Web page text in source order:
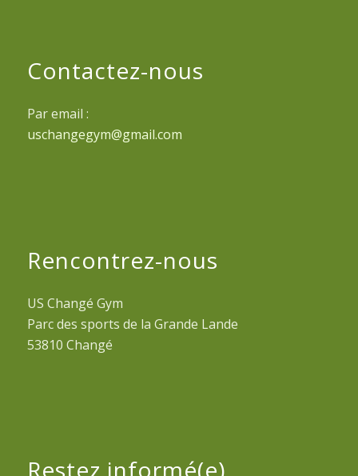
Contactez-nous
Par email :
uschangegym@gmail.com
Rencontrez-nous
US Changé Gym
Parc des sports de la Grande Lande
53810 Changé
Restez informé(e)